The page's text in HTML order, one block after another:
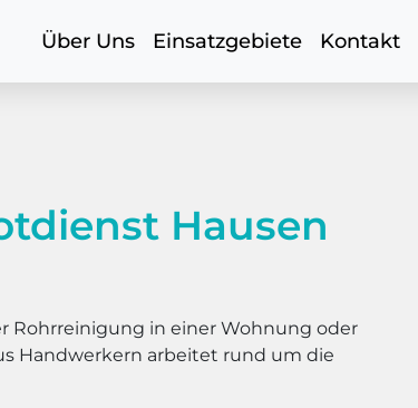
Über Uns Einsatzgebiete Kontakt
Hausen
Rohrreinigung in einer Wohnung oder
Handwerkern arbeitet rund um die